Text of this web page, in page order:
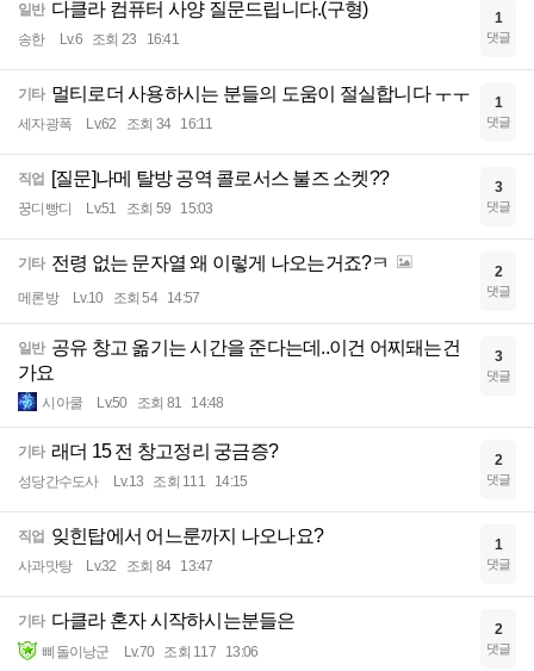
일반 다클라 컴퓨터 사양 질문드립니다.(구형)
송한 Lv.6 조회 23 16:41
1
댓글
기타 멀티로더 사용하시는 분들의 도움이 절실합니다 ㅜㅜ
세자광폭 Lv.62 조회 34 16:11
1
댓글
직업 [질문]나메 탈방 공역 콜로서스 불즈 소켓??
꿍디빵디 Lv.51 조회 59 15:03
3
댓글
기타 전령 없는 문자열 왜 이렇게 나오는거죠?ㅋ
메론방 Lv.10 조회 54 14:57
2
댓글
일반 공유 창고 옮기는 시간을 준다는데..이건 어찌돼는건
가요
시아쿨 Lv.50 조회 81 14:48
3
댓글
기타 래더 15 전 창고정리 궁금증?
성당간수도사 Lv.13 조회 111 14:15
2
댓글
직업 잊힌탑에서 어느룬까지 나오나요?
사과맛탕 Lv.32 조회 84 13:47
1
댓글
기타 다클라 혼자 시작하시는분들은
삐돌이낭군 Lv.70 조회 117 13:06
2
댓글